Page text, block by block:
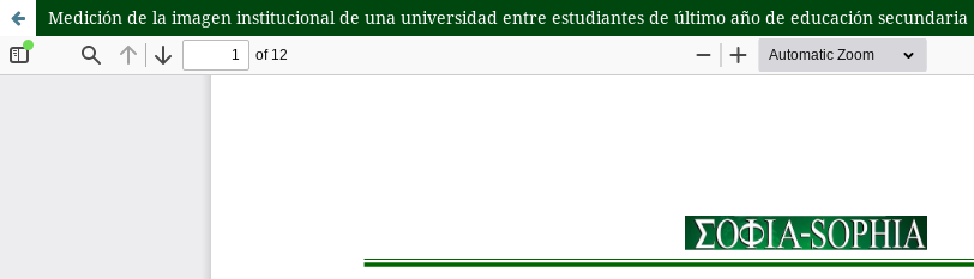
Medición de la imagen institucional de una universidad entre estudiantes de último año de educación secundaria